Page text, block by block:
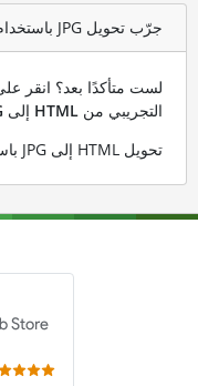
جرّب تحويل JPG باستخدام ملف اختبار HTML
لست متأكدًا بعد؟ انقر
التجريبي من HTMLإلى
تحويل HTML إلى JPG باستخدام ملف HTML التجريبي الخاص بنا